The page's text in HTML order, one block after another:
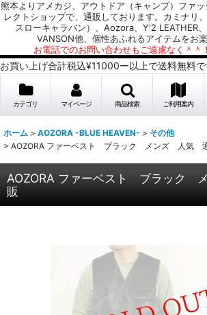
熊本よりアメカジ、アウトドア（キャンプ）ファ
レクトショップで、通販しております。カミナリ
スローキャラバン）、Aozora、Y'2 LEATHER、
VANSON他、個性あふれるアイテムをお楽
お電話でのお問い合わせもご遠慮なく＾
お買い上げ合計税込¥11000ー以上で送料無料
カテゴリ マイページ 商品検索 ご利用案内
ホーム > AOZORA -BLUE HEAVEN- > その他
> AOZORA ファーベスト ブラック メンズ 人気
AOZORA ファーベスト ブラック
販